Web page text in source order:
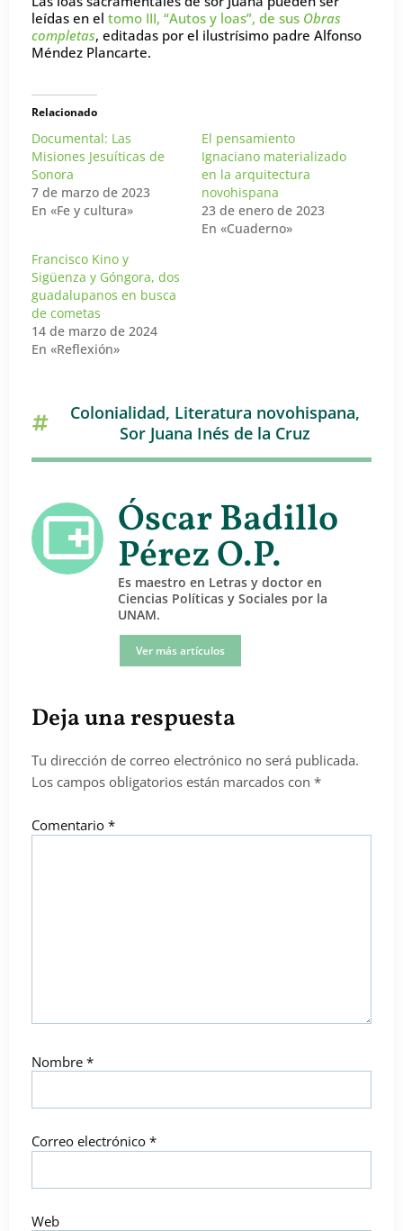
leídas en el tomo III, “Autos y loas”, de sus Obras
completas, editadas por el ilustrísimo padre Alfonso
Méndez Plancarte.
Relacionado
Documental: Las
Misiones Jesuíticas de
Sonora
7 de marzo de 2023
En «Fe y cultura»
El pensamiento
Ignaciano materializado
en la arquitectura
novohispana
23 de enero de 2023
En «Cuaderno»
Francisco Kino y
Sigüenza y Góngora, dos
guadalupanos en busca
de cometas
14 de marzo de 2024
En «Reflexión»
Colonialidad, Literatura novohispana,
Sor Juana Inés de la Cruz
Óscar Badillo
Pérez O.P.
Es maestro en Letras y doctor en
Ciencias Políticas y Sociales por la
UNAM.
Ver más artículos
Deja una respuesta
Tu dirección de correo electrónico no será publicada.
Los campos obligatorios están marcados con *
Comentario *
Nombre *
Correo electrónico *
Web